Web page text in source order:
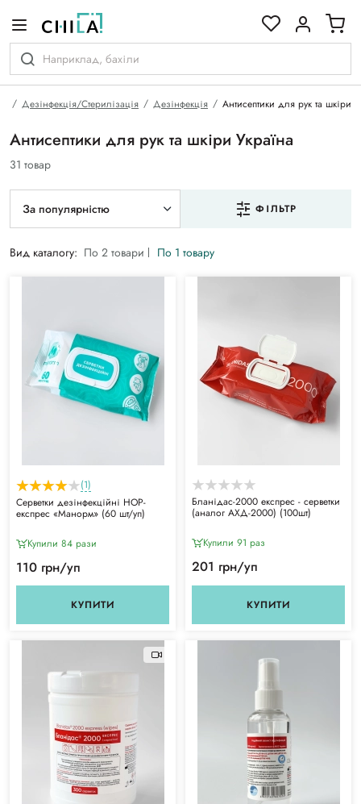
Дезінфекція/Стерилізація Дезінфекція Антисептики для рук та шкіри
Антисептики для рук та шкіри Україна
31 товар
За популярністю ФІЛЬТР
Вид каталогу: По 2 товари По 1 товару
(1)
Серветки дезінфекційні НОР-
експрес «Манорм» (60 шт/уп)
Купили 84 рази
110 грн/уп
КУПИТИ
Бланідас-2000 експрес - серветки
(аналог АХД-2000) (100шт)
Купили 91 раз
201 грн/уп
КУПИТИ
гамі